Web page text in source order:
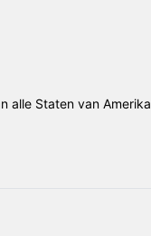
alle Staten van Amerika